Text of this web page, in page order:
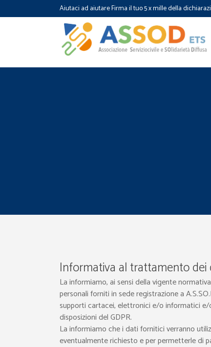
Aiutaci ad aiutare Firma il tuo 5 x mille della
Informativa al trattamento dei
La informiamo, ai sensi della vigente
personali forniti in sede registrazione a
supporti cartacei, elettronici e/o informatici
disposizioni del GDPR.
La informiamo che i dati fornitici verranno
eventualmente richiesto e per permetterle di